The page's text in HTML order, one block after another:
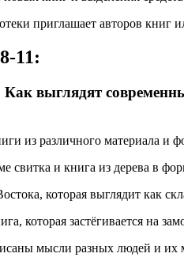
приглашает авторов книг
11:
Как выглядят
из различного материала и
свитка и книга из дерева в
которая выглядит как
которая застёгивается на
мысли разных людей и их